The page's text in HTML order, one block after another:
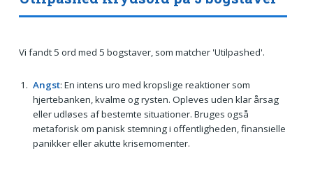
Vi fandt 5 ord med 5 bogstaver, som matcher 'Utilpashed'.
Angst: En intens uro med kropslige reaktioner som
hjertebanken, kvalme og rysten. Opleves uden klar årsag
eller udløses af bestemte situationer. Bruges også
metaforisk om panisk stemning i offentligheden, finansielle
panikker eller akutte krisemomenter.